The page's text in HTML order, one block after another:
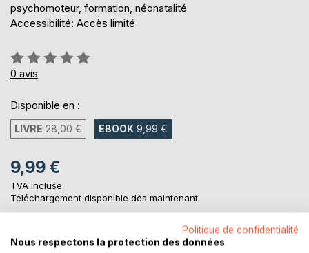
psychomoteur, formation, néonatalité
Accessibilité: Accès limité
Évaluation:
0%
0 avis
Disponible en :
LIVRE 28,00 € EBOOK 9,99 €
9,99 €
TVA incluse
Téléchargement disponible dès maintenant
AJOUTER AU PANIER
Politique de confidentialité
Nous respectons la protection des données